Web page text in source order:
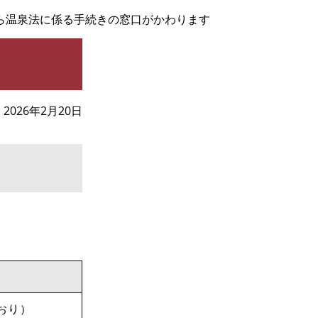
温泉法に係る手続きの窓口がかわります
2026年2月20日
）